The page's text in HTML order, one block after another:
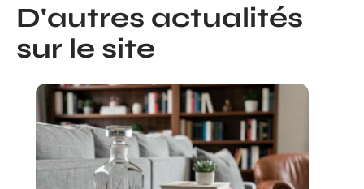
D'autres actualités
sur le site